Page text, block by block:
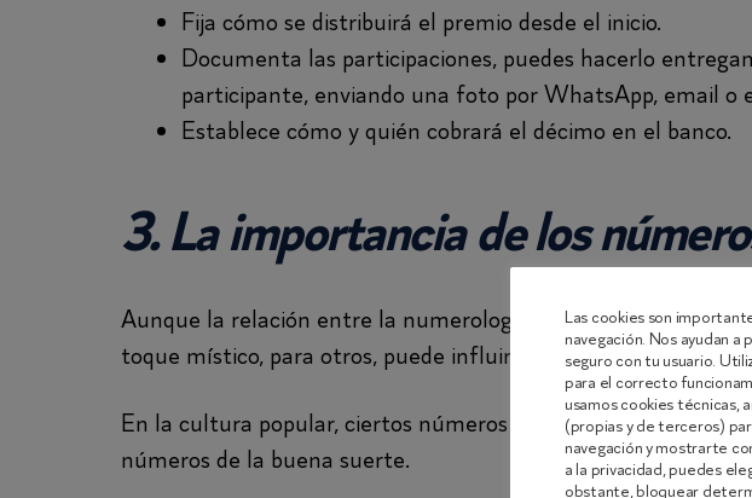
Fija cómo se distribuirá el premio desde el inicio.
Documenta las participaciones, puedes hacerlo
participante, enviando una foto por WhatsApp, email o
Establece cómo y quién cobrará el décimo en el banco.
3. La importancia de los
Aunque la relación entre la numerología y la lotería de
toque místico, para otros, puede influir en la elección de
En la cultura popular, ciertos números tienen una carga
números de la buena suerte.
Las cookies son
navegación. Nos ayudan
seguro con tu usuario.
para el correcto
usamos cookies técnicas,
(propias y de terceros)
navegación y mostrarte
a la privacidad, puedes
obstante, bloquear